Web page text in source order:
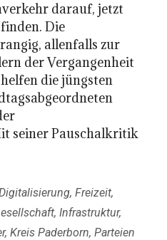
darauf, jetzt
Die
allenfalls zur
der Vergangenheit
die jüngsten
seiner Pauschalkritik
, Freizeit,
, Infrastruktur,
, Kreis Paderborn, Parteien